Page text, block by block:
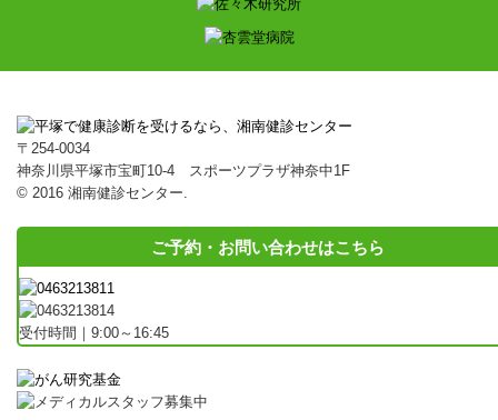
〒254-0034
神奈川県平塚市宝町10-4 スポーツプラザ神奈中1F
© 2016 湘南健診センター.
ご予約・お問い合わせはこちら
受付時間｜9:00～16:45